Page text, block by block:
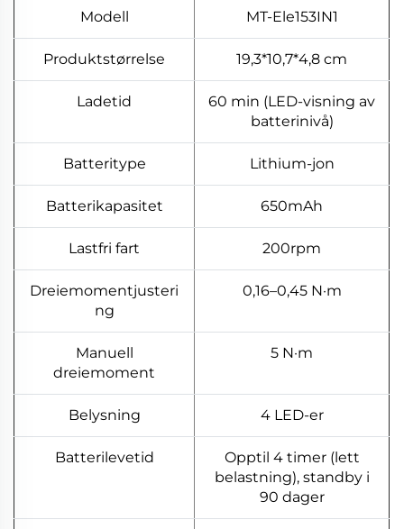
Modell
MT-Ele153IN1
Produktstørrelse 19,3*10,7*4,8 cm
Ladetid
60 min (LED-visning av
batterinivå)
Batteritype Lithium-jon
Batterikapasitet 650mAh
Lastfri fart 200rpm
Dreiemomentjusteri
ng
0,16–0,45 N·m
Manuell
dreiemoment
5 N·m
Belysning 4 LED-er
Batterilevetid
Opptil 4 timer (lett
belastning), standby i
90 dager